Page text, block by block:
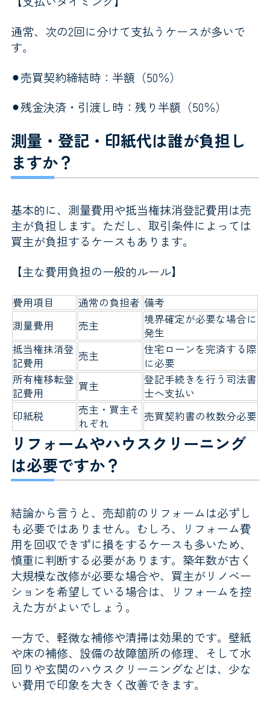
通常、次の2回に分けて支払うケースが多いで
す。
⚫︎売買契約締結時：半額（50％）
⚫︎残金決済・引渡し時：残り半額（50％）
測量・登記・印紙代は誰が負担し
ますか？
基本的に、測量費用や抵当権抹消登記費用は売
主が負担します。ただし、取引条件によっては
買主が負担するケースもあります。
【主な費用負担の一般的ルール】
費用項目 通常の負担者 備考
測量費用
売主
境界確定が必要な場合に
発生
抵当権抹消登
記費用
売主
住宅ローンを完済する際
に必要
所有権移転登
記費用
買主
登記手続きを行う司法書
士へ支払い
印紙税
売主・買主そ
れぞれ
売買契約書の枚数分必要
リフォームやハウスクリーニング
は必要ですか？
結論から言うと、売却前のリフォームは必ずし
も必要ではありません。むしろ、リフォーム費
用を回収できずに損をするケースも多いため、
慎重に判断する必要があります。築年数が古く
大規模な改修が必要な場合や、買主がリノベー
ションを希望している場合は、リフォームを控
えた方がよいでしょう。
一方で、軽微な補修や清掃は効果的です。壁紙
や床の補修、設備の故障箇所の修理、そして水
回りや玄関のハウスクリーニングなどは、少な
い費用で印象を大きく改善できます。